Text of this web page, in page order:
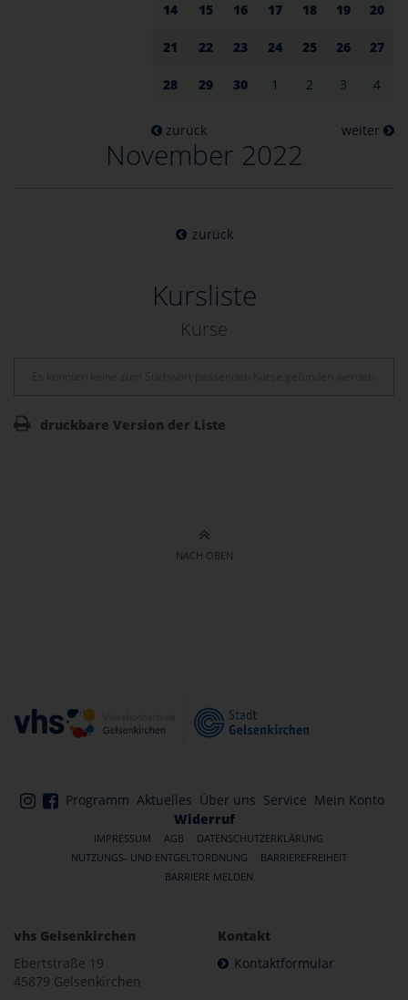
14 15 16 17 18 19 20
21 22 23 24 25 26 27
28 29 30 1 2 3 4
zurück weiter
November 2022
zurück
Kursliste
Kurse
druckbare Version der Liste
NACH OBEN
Programm Aktuelles Über uns Service Mein Konto
Widerruf
IMPRESSUM AGB
DATENSCHUTZERKLÄRUNG
NUTZUNGS- UND ENTGELTORDNUNG
BARRIEREFREIHEIT
BARRIERE MELDEN
vhs Gelsenkirchen
Ebertstraße 19
45879 Gelsenkirchen
Kontakt
Kontaktformular